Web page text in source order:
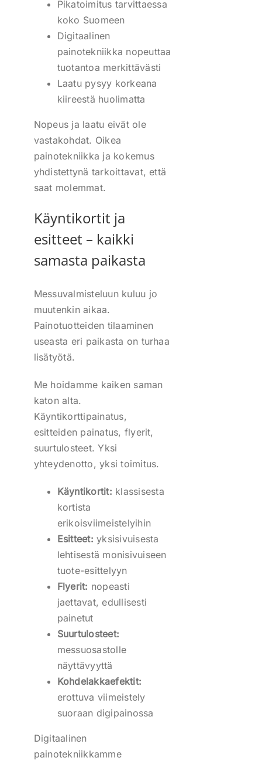
Pikatoimitus tarvittaessa
koko Suomeen
Digitaalinen
painotekniikka nopeuttaa
tuotantoa merkittävästi
Laatu pysyy korkeana
kiireestä huolimatta
Nopeus ja laatu eivät ole
vastakohdat. Oikea
painotekniikka ja kokemus
yhdistettynä tarkoittavat, että
saat molemmat.
Käyntikortit ja
esitteet – kaikki
samasta paikasta
Messuvalmisteluun kuluu jo
muutenkin aikaa.
Painotuotteiden tilaaminen
useasta eri paikasta on turhaa
lisätyötä.
Me hoidamme kaiken saman
katon alta.
Käyntikorttipainatus,
esitteiden painatus, flyerit,
suurtulosteet. Yksi
yhteydenotto, yksi toimitus.
Käyntikortit: klassisesta
kortista
erikoisviimeistelyihin
Esitteet: yksisivuisesta
lehtisestä monisivuiseen
tuote-esittelyyn
Flyerit: nopeasti
jaettavat, edullisesti
painetut
Suurtulosteet:
messuosastolle
näyttävyyttä
Kohdelakkaefektit:
erottuva viimeistely
suoraan digipainossa
Digitaalinen
painotekniikkamme